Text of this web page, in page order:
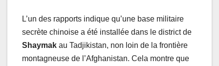
L’un des rapports indique qu’une base militaire
secrète chinoise a été installée dans le district de
Shaymak au Tadjikistan, non loin de la frontière
montagneuse de l’Afghanistan. Cela montre que